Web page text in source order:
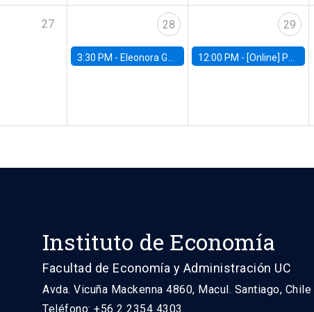
27 28
3:30 PM - Eleonora Guarnieri, Exeter University
29
12:00 PM - [Online] Pablo Slutzky, University of Maryland
Instituto de Economía
Facultad de Economía y Administración UC
Avda. Vicuña Mackenna 4860, Macul. Santiago, Chile
Teléfono: +56 2 2354 4303